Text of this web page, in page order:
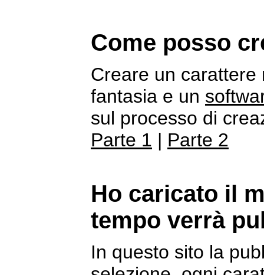
Come posso
Creare un
fantasia e un
sul processo di
Parte 1 | Parte 2
Ho caricato il
tempo verrà
In questo sito la